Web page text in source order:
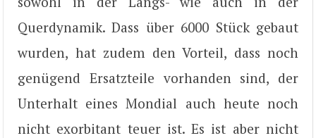
Querdynamik. Dass über 6000 Stück gebaut
wurden, hat zudem den Vorteil, dass noch
genügend Ersatzteile vorhanden sind, der
Unterhalt eines Mondial auch heute noch
nicht exorbitant teuer ist. Es ist aber nicht